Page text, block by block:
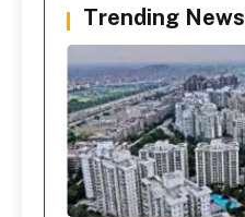
Trending News